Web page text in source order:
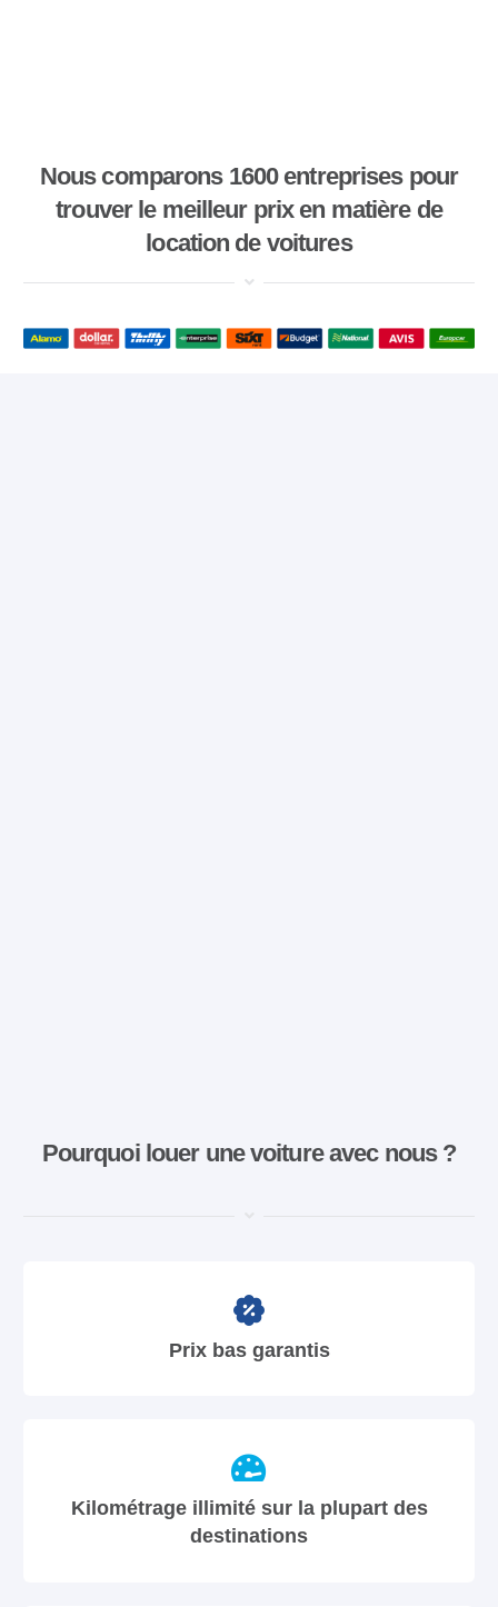
Nous comparons 1600 entreprises pour
trouver le meilleur prix en matière de
location de voitures
Pourquoi louer une voiture avec nous ?
Prix bas garantis
Kilométrage illimité sur la plupart des
destinations